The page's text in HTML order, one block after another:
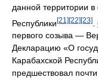
данной территории в
Республики[21][22][23]
первого созыва —
Декларацию «О
Карабахской
предшествовал